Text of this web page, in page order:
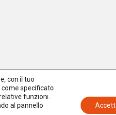
con il tuo
come specificato
funzioni.
al pannello